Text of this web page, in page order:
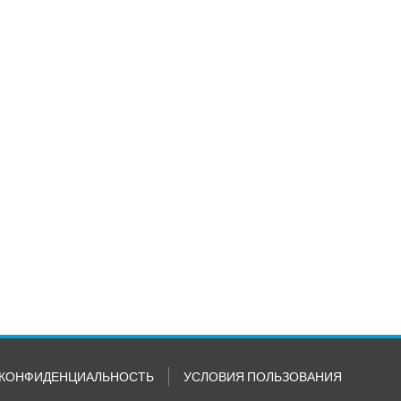
КОНФИДЕНЦИАЛЬНОСТЬ УСЛОВИЯ ПОЛЬЗОВАНИЯ